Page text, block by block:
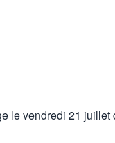
le vendredi 21